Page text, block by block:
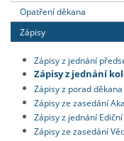
Opatření děkana
Zápisy
Zápisy z jednání
Zápisy z jednání
Zápisy z porad
Zápisy ze zasedání
Zápisy z jednání
Zápisy ze zasedání